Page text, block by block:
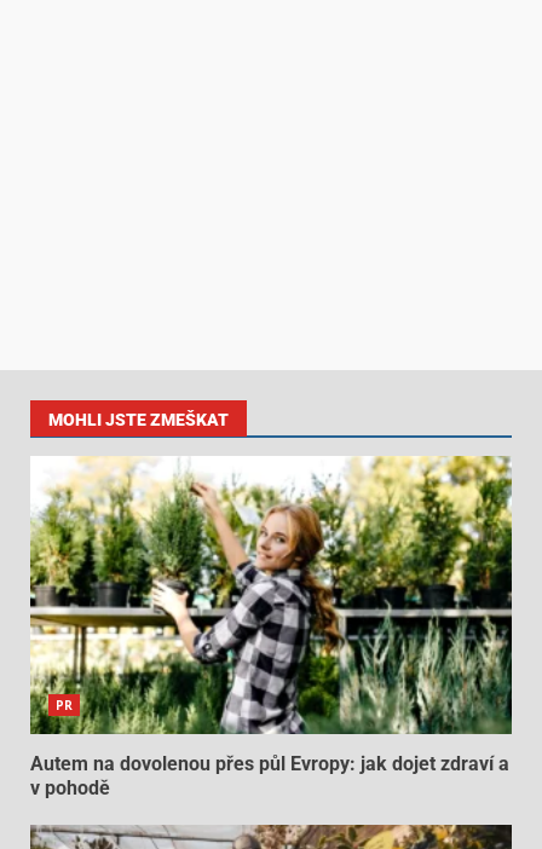
MOHLI JSTE ZMEŠKAT
PR
Autem na dovolenou přes půl Evropy: jak dojet zdraví a
v pohodě